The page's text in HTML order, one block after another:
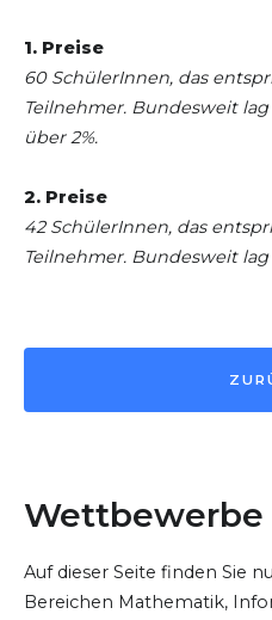
1. Preise
60 SchülerInnen, das
Teilnehmer. Bundesweit
über 2%.
2. Preise
42 SchülerInnen, das
Teilnehmer. Bundesweit
Wettbewerbe
Auf dieser Seite finden Sie
Bereichen Mathematik,